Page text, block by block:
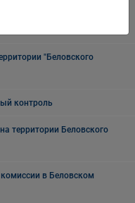
территории Беловского
"Беловского
контроль
территории Беловского
в Беловском